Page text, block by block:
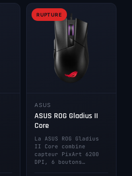
initial
était :
149,00€.
actuel
est :
139,00€.
RUPTURE
ASUS
ASUS ROG Gladius II
Core
La ASUS ROG Gladius
II Core combine
capteur PixArt 6200
DPI, 6 boutons…